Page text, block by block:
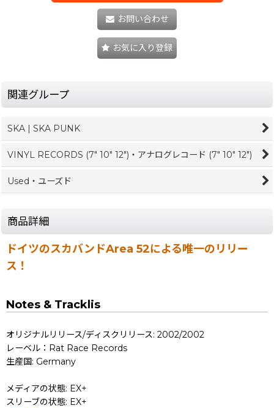
お問い合わせ
お気に入り登録
関連グループ
SKA | SKA PUNK
VINYL RECORDS (7" 10" 12")・アナログレコード (7" 10" 12")
Used・ユーズド
商品詳細
ドイツのスカバンドArea 52による唯一のリリー
ス！
Notes & Tracklis
オリジナルリリース/ディスクリリース: 2002/2002
レーベル：Rat Race Records
生産国: Germany
メディアの状態: EX+
スリーブの状態: EX+